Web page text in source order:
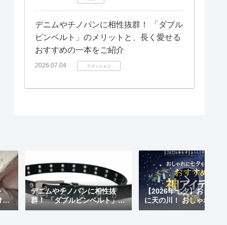
デニムやチノパンに相性抜群！ 「ダブル
ピンベルト」のメリットと、長く愛せる
おすすめの一本をご紹介
2026.07.04 ファッション
も
デニムやチノパンに相性抜
群！ 「ダブルピンベルト」の
メリットと、長く愛せるおす
【2026年七夕】おうちで
に天の川！ おしゃれに七
楽しむ「おすすめ神アイ